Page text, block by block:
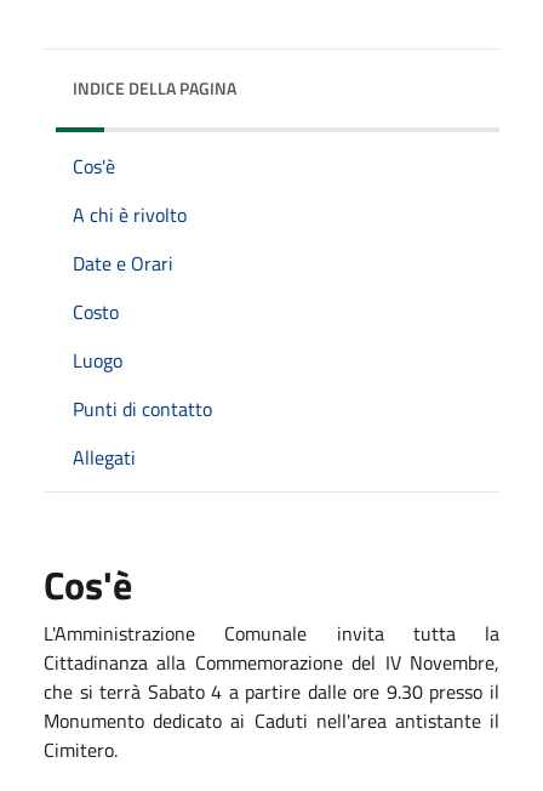
INDICE DELLA PAGINA
Cos'è
A chi è rivolto
Date e Orari
Costo
Luogo
Punti di contatto
Allegati
Cos'è
L'Amministrazione Comunale invita tutta la
Cittadinanza alla Commemorazione del IV Novembre,
che si terrà Sabato 4 a partire dalle ore 9.30 presso il
Monumento dedicato ai Caduti nell'area antistante il
Cimitero.